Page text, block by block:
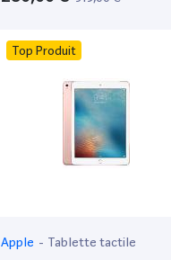
Top Produit
Apple - Tablette tactile